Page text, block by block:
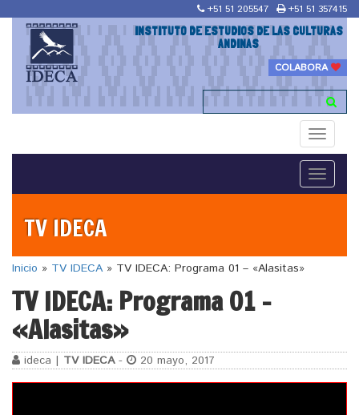
+51 51 205547 +51 51 357415
INSTITUTO DE ESTUDIOS DE LAS CULTURAS
ANDINAS
COLABORA
Toggle
Toggle
TV IDECA
Inicio » TV IDECA » TV IDECA: Programa 01 – «Alasitas»
TV IDECA: Programa 01 –
«Alasitas»
ideca | TV IDECA- 20 mayo, 2017